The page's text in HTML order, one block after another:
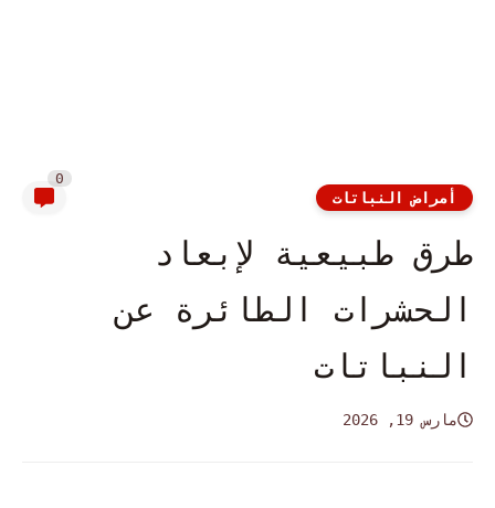
أمراض النباتات
0
طرق طبيعية لإبعاد
الحشرات الطائرة عن
النباتات
مارس 19, 2026